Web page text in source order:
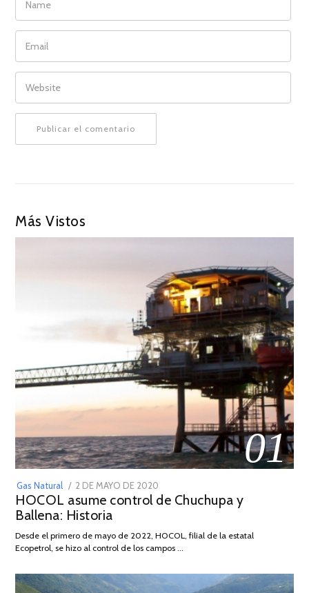
EMAIL
WEBSITE
Más Vistos
01
Gas Natural
POSTED
ON
2 DE MAYO DE 2020
DE
2026
HOCOL asume control de Chuchupa y
Ballena: Historia
Desde el primero de mayo de 2022, HOCOL, filial de la estatal
Ecopetrol, se hizo al control de los campos …